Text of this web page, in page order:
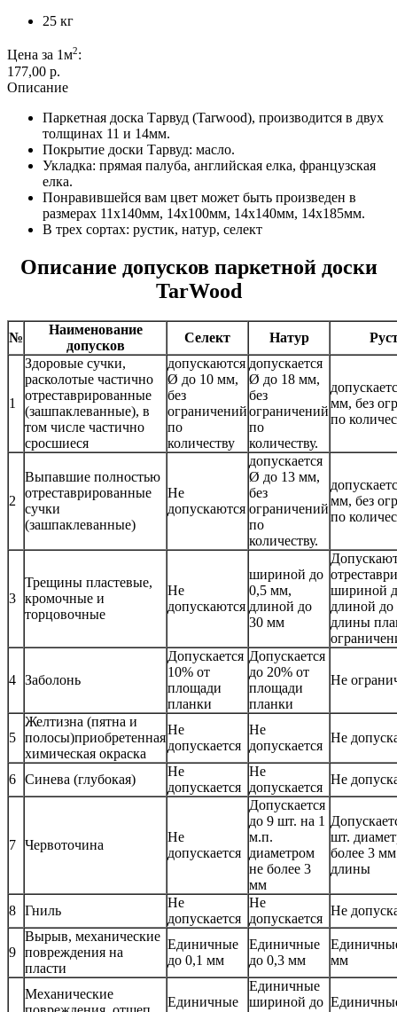
25 кг
Цена за 1м2:
177,00 p.
Описание
Паркетная доска Тарвуд (Tarwood), производится в двух
толщинах 11 и 14мм.
Покрытие доски Тарвуд: масло.
Укладка: прямая палуба, английская елка, французская
елка.
Понравившейся вам цвет может быть произведен в
размерах 11х140мм, 14х100мм, 14х140мм, 14х185мм.
В трех сортах: рустик, натур, селект
Описание допусков паркетной доски
TarWood
№
Наименование
допусков
Селект Натур
1
Здоровые сучки,
расколотые частично
отреставрированные
(зашпаклеванные), в
том числе частично
сросшиеся
допускаются
Ø до 10 мм,
без
ограничений
по
количеству
допускается
Ø до 18 мм,
без
ограничений
по
количеству.
мм, без
по
2
Выпавшие полностью
отреставрированные
сучки
(зашпаклеванные)
Не
допускаются
допускается
Ø до 13 мм,
без
ограничений
по
количеству.
мм, без
по
3
Трещины пластевые,
кромочные и
торцовочные
Не
допускаются
шириной до
0,5 мм,
длиной до
30 мм
шириной
длиной до
длины
4 Заболонь
Допускается
10% от
площади
планки
Допускается
до 20% от
площади
планки
Не
5
Желтизна (пятна и
полосы)приобретенная
химическая окраска
Не
допускается
Не
допускается
Не
6 Синева (глубокая)
Не
допускается
Не
допускается
Не
7 Червоточина
Не
допускается
Допускается
до 9 шт. на 1
м.п.
диаметром
не более 3
мм
шт.
более 3
длины
8 Гниль
Не
допускается
Не
допускается
Не
9
Вырыв, механические
повреждения на
пласти
Единичные
до 0,1 мм
Единичные
до 0,3 мм
мм
Механические
Единичные
Единичные
шириной до